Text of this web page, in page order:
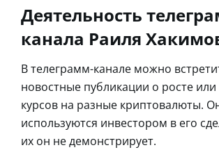
Деятельность
канала Раиля
В телеграмм-канале можно
новостные публикации о росте
курсов на разные криптовалюты.
используются инвестором в его
их он не демонстрирует.